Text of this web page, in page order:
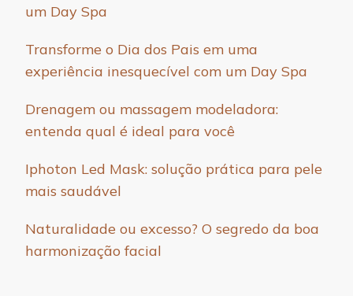
um Day Spa
Transforme o Dia dos Pais em uma
experiência inesquecível com um Day Spa
Drenagem ou massagem modeladora:
entenda qual é ideal para você
Iphoton Led Mask: solução prática para pele
mais saudável
Naturalidade ou excesso? O segredo da boa
harmonização facial